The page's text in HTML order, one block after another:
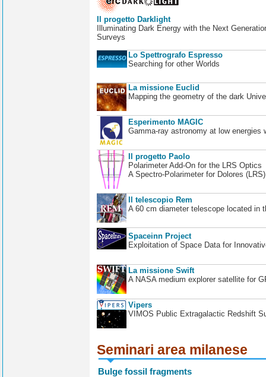
Il progetto Darklight
Illuminating Dark Energy with the Next
Surveys
Lo Spettrografo Espresso
Searching for other Worlds
La missione Euclid
Mapping the geometry of the dark
Esperimento MAGIC
Gamma-ray astronomy at low energies
Il progetto Paolo
Polarimeter Add-On for the LRS Optics
A Spectro-Polarimeter for Dolores
Il telescopio Rem
A 60 cm diameter telescope located in
Spaceinn Project
Exploitation of Space Data for
La missione Swift
A NASA medium explorer satellite for
Vipers
VIMOS Public Extragalactic Redshift
Seminari area milanese
Bulge fossil fragments